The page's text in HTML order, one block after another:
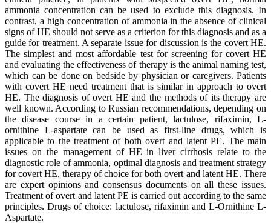
ammonia concentration can be used to exclude this diagnosis. In
contrast, a high concentration of ammonia in the absence of clinical
signs of HE should not serve as a criterion for this diagnosis and as a
guide for treatment. A separate issue for discussion is the covert HE.
The simplest and most affordable test for screening for covert HE
and evaluating the effectiveness of therapy is the animal naming test,
which can be done on bedside by physician or caregivers. Patients
with covert HE need treatment that is similar in approach to overt
HE. The diagnosis of overt HE and the methods of its therapy are
well known. According to Russian recommendations, depending on
the disease course in a certain patient, lactulose, rifaximin, L-
ornithine L-aspartate can be used as first-line drugs, which is
applicable to the treatment of both overt and latent PE. The main
issues on the management of HE in liver cirrhosis relate to the
diagnostic role of ammonia, optimal diagnosis and treatment strategy
for covert HE, therapy of choice for both overt and latent HE. There
are expert opinions and consensus documents on all these issues.
Treatment of overt and latent PE is carried out according to the same
principles. Drugs of choice: lactulose, rifaximin and L-Ornithine L-
Aspartate.